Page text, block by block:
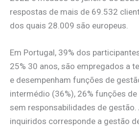
respostas de mais de 69.532
dos quais 28.009 são europeus.
Em Portugal, 39% dos
25% 30 anos, são empregados a
e desempenham funções de
intermédio (36%), 26% funções
sem responsabilidades de gestão.
inquiridos corresponde a gestão